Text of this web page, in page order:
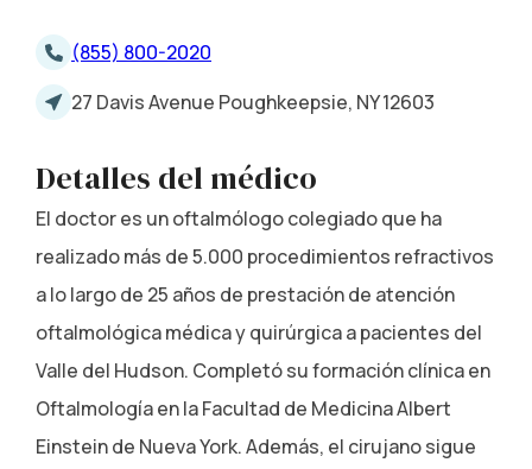
(855) 800-2020
27 Davis Avenue Poughkeepsie, NY 12603
Detalles del médico
El doctor es un oftalmólogo colegiado que ha
realizado más de 5.000 procedimientos refractivos
a lo largo de 25 años de prestación de atención
oftalmológica médica y quirúrgica a pacientes del
Valle del Hudson. Completó su formación clínica en
Oftalmología en la Facultad de Medicina Albert
Einstein de Nueva York. Además, el cirujano sigue